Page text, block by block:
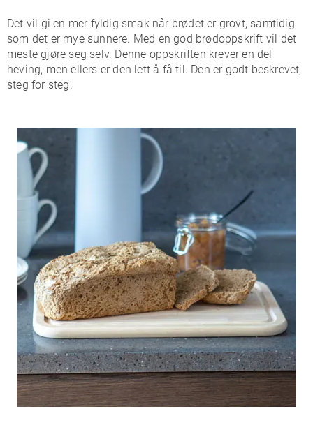
Det vil gi en mer fyldig smak når brødet er grovt, samtidig
som det er mye sunnere. Med en god brødoppskrift vil det
meste gjøre seg selv. Denne oppskriften krever en del
heving, men ellers er den lett å få til. Den er godt beskrevet,
steg for steg.